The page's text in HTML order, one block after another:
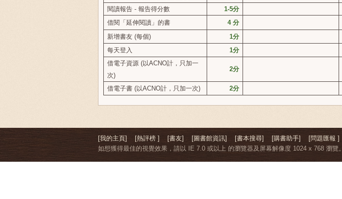
閱讀報告 -報告得分數 1-5分
借閱「延伸閱讀」的書
4 分
新增書友 (每個)
1分
每天登入
1分
借電子資源 (以ACNO計，只加一
次)
2分
借電子書 (以ACNO計，只加一次) 2分
[我的主頁] [熱評榜 ] [書友] [圖書館資訊] [書本搜尋] [購書助手] [問題匯報 ]
如想獲得最佳的視覺效果，請以 IE 7.0 或以上 的瀏覽器及屏幕解像度 1024 x 768 瀏覽。